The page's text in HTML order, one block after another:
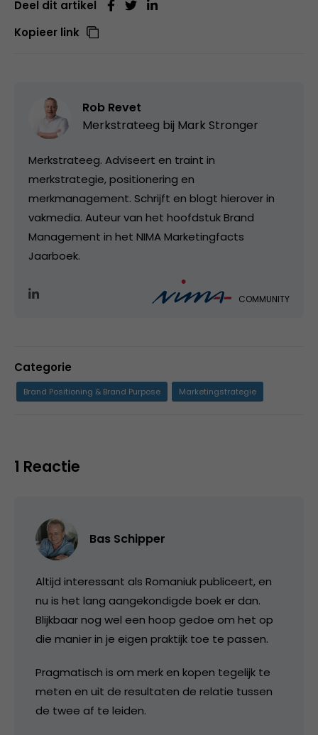
Deel dit artikel
Kopieer link
Rob Revet
Merkstrateeg bij Mark Stronger
Merkstrateeg. Adviseert en traint in
merkstrategie, positionering en
merkmanagement. Schrijft en blogt hierover in
vakmedia. Auteur van het hoofdstuk Brand
Management in het NIMA Marketingfacts
Jaarboek.
COMMUNITY
Categorie
Brand Positioning & Brand Purpose Marketingstrategie
1 Reactie
Bas Schipper
Altijd interessant als Romaniuk publiceert, en
nu is het lang aangekondigde boek er dan.
Blijkbaar nog wel een hoop gedoe om het op
die manier in je eigen praktijk toe te passen.
Pragmatisch is om merk en kopen tegelijk te
meten en uit de resultaten de relatie tussen
de twee af te leiden.